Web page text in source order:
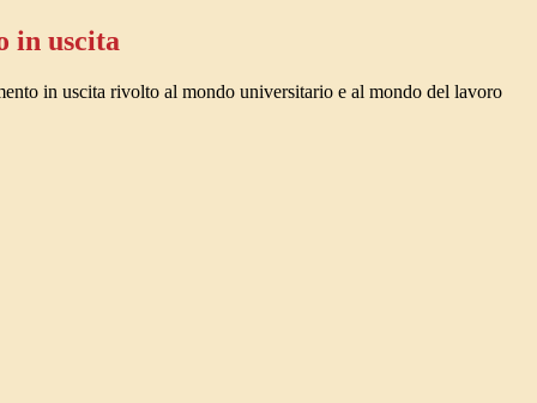
in uscita
in uscita rivolto al mondo universitario e al mondo del lavoro